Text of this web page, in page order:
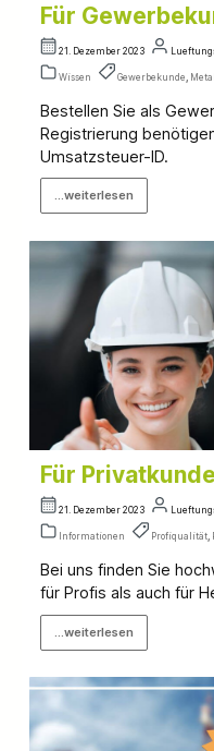
Für
21. Dezember 2023
Wissen Gewerbekunde
Bestellen Sie als
Registrierung
Umsatzsteuer-ID.
...weiterlesen
Für
21. Dezember 2023
Informationen Profiqualität,
Bei uns finden Sie
für Profis als auch für
...weiterlesen